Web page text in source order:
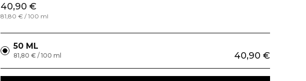
40,90 €
81,80 € / 100 ml
50 ML
40,90 €
81,80 € / 100 ml